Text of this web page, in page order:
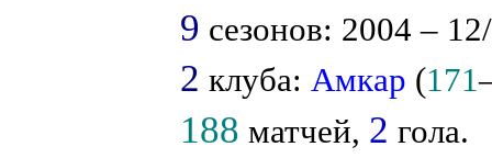
9 сезонов: 2004 –
2 клуба:Амкар (171
188 матчей, 2 гола.